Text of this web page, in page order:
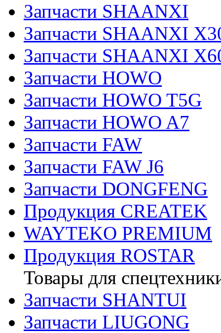
Запчасти SHAANXI
Запчасти SHAANXI
Запчасти SHAANXI
Запчасти HOWO
Запчасти HOWO T5G
Запчасти HOWO A7
Запчасти FAW
Запчасти FAW J6
Запчасти DONGFENG
Продукция CREATEK
WAYTEKO PREMIUM
Продукция ROSTAR
Товары для
Запчасти SHANTUI
Запчасти LIUGONG